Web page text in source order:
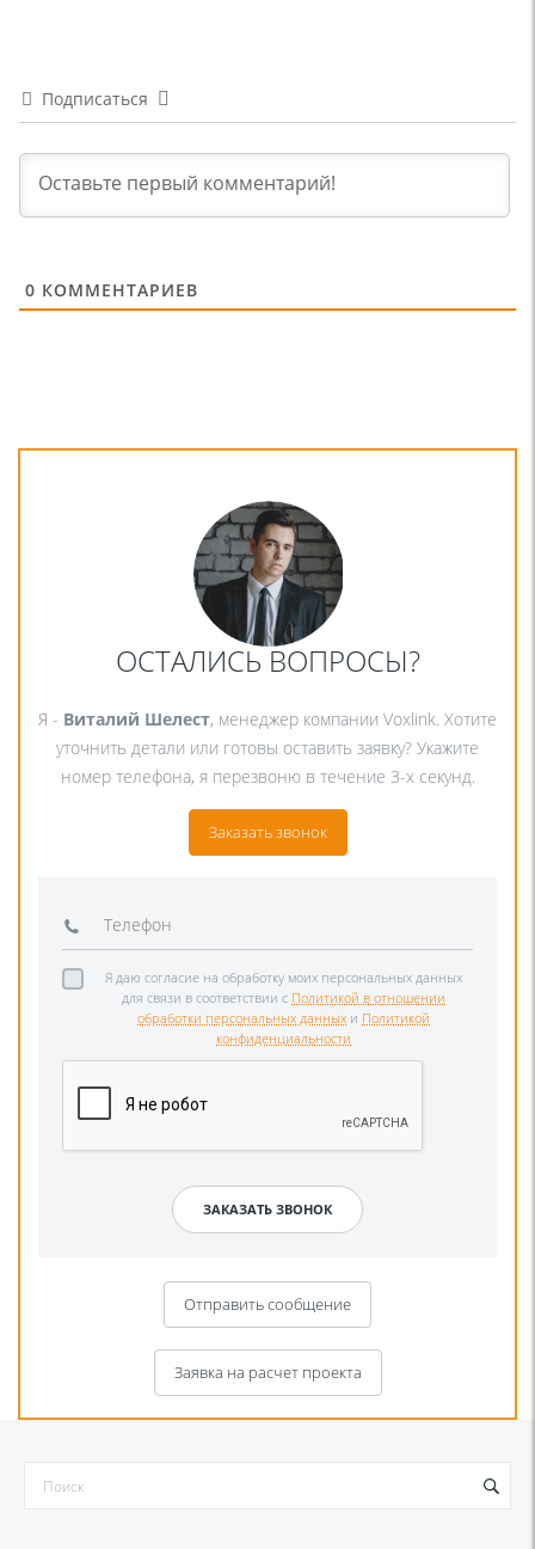
Подписаться
0 КОММЕНТАРИЕВ
ОСТАЛИСЬ ВОПРОСЫ?
Я - Виталий Шелест, менеджер компании Voxlink. Хотите
уточнить детали или готовы оставить заявку? Укажите
номер телефона, я перезвоню в течение 3-х секунд.
Заказать звонок
Я даю согласие на обработку моих персональных данных
для связи в соответствии с Политикой в отношении
обработки персональных данных и Политикой
конфиденциальности
Отправить сообщение
Заявка на расчет проекта